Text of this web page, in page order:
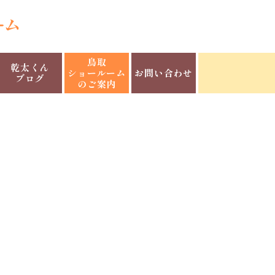
乾太くん
ブログ
鳥取
ショールーム
のご案内
お問い合わせ